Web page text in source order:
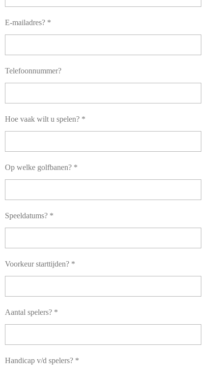
E-mailadres? *
Telefoonnummer?
Hoe vaak wilt u spelen? *
Op welke golfbanen? *
Speeldatums? *
Voorkeur starttijden? *
Aantal spelers? *
Handicap v/d spelers? *